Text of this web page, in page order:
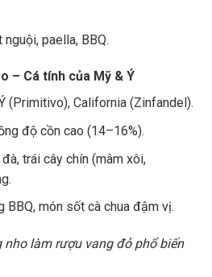
nguội, paella, BBQ.
– Cá tính của Mỹ & Ý
(Primitivo), California (Zinfandel).
độ cồn cao (14–16%).
trái cây chín (mâm xôi,
BBQ, món sốt cà chua đậm vị.
làm rượu vang đỏ phổ biến